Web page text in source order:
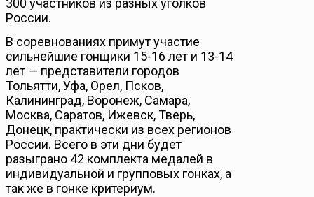
300 участников из разных уголков
России.
В соревнованиях примут участие
сильнейшие гонщики 15-16 лет и 13-14
лет — представители городов
Тольятти, Уфа, Орел, Псков,
Калининград, Воронеж, Самара,
Москва, Саратов, Ижевск, Тверь,
Донецк, практически из всех регионов
России. Всего в эти дни будет
разыграно 42 комплекта медалей в
индивидуальной и групповых гонках, а
так же в гонке критериум.